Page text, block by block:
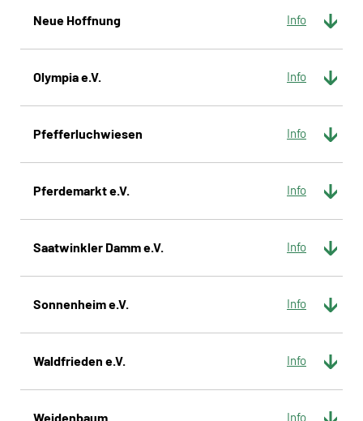
Neue Hoffnung
Olympia e.V.
Pfefferluchwiesen
Pferdemarkt e.V.
Saatwinkler Damm e.V.
Sonnenheim e.V.
Waldfrieden e.V.
Weidenbaum